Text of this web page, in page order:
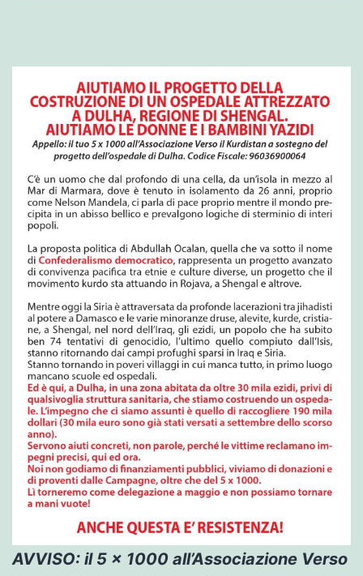
AVVISO: il 5 x 1000 all’Associazione Verso